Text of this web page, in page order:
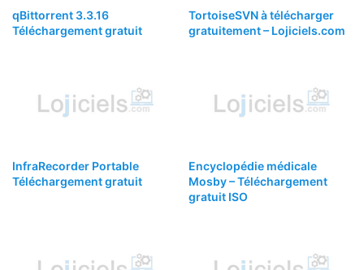
qBittorrent 3.3.16
Téléchargement gratuit
TortoiseSVN à télécharger
gratuitement – Lojiciels.com
InfraRecorder Portable
Téléchargement gratuit
Encyclopédie médicale
Mosby – Téléchargement
gratuit ISO